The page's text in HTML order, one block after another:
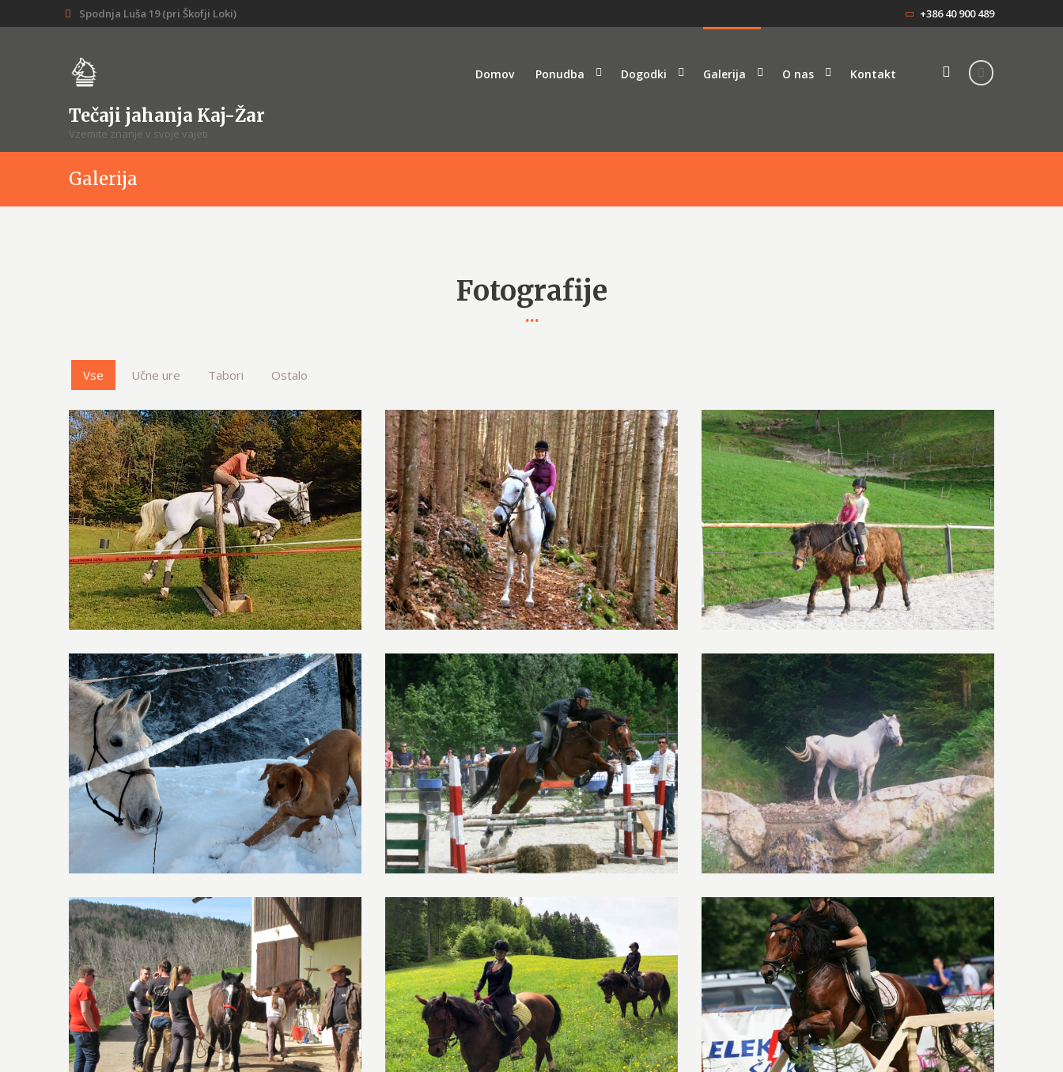
Spodnja Luša 19 (pri Škofji Loki) +386 40 900 489
Tečaji jahanja Kaj-Žar
Vzemite znanje v svoje vajeti
Domov Ponudba Dogodki Galerija O nas Kontakt
Galerija
Fotografije
Vse Učne ure Tabori Ostalo